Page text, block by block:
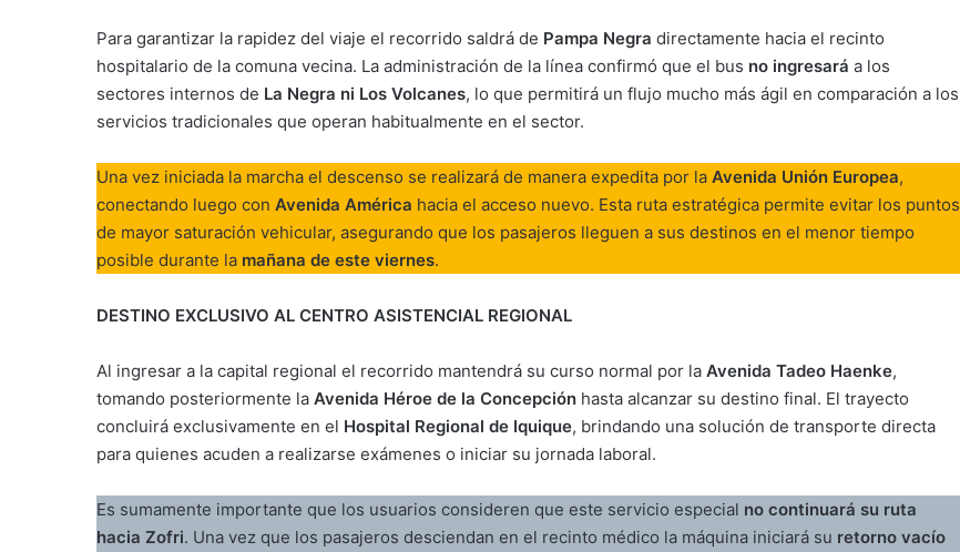
Para garantizar la rapidez del viaje el recorrido saldrá de Pampa Negra directamente hacia el recinto
hospitalario de la comuna vecina. La administración de la línea confirmó que el bus no ingresará a los
sectores internos de La Negra ni Los Volcanes, lo que permitirá un flujo mucho más ágil en comparación a los
servicios tradicionales que operan habitualmente en el sector.
Una vez iniciada la marcha el descenso se realizará de manera expedita por la Avenida Unión Europea,
conectando luego con Avenida América hacia el acceso nuevo. Esta ruta estratégica permite evitar los puntos
de mayor saturación vehicular, asegurando que los pasajeros lleguen a sus destinos en el menor tiempo
posible durante la mañana de este viernes.
DESTINO EXCLUSIVO AL CENTRO ASISTENCIAL REGIONAL
Al ingresar a la capital regional el recorrido mantendrá su curso normal por la Avenida Tadeo Haenke,
tomando posteriormente la Avenida Héroe de la Concepción hasta alcanzar su destino final. El trayecto
concluirá exclusivamente en el Hospital Regional de Iquique, brindando una solución de transporte directa
para quienes acuden a realizarse exámenes o iniciar su jornada laboral.
Es sumamente importante que los usuarios consideren que este servicio especial no continuará su ruta
hacia Zofri. Una vez que los pasajeros desciendan en el recinto médico la máquina iniciará su retorno vacío